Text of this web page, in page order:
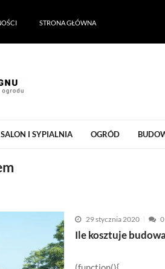
STRONA GŁÓWNA
SALON I SYPIALNIA OGRÓD
29 stycznia 2020 0
Ile kosztuje